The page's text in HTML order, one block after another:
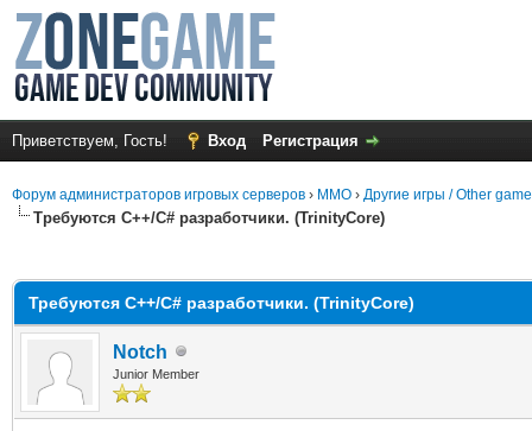
Приветствуем, Гость! Вход Регистрация
Форум администраторов игровых серверов › MMO › Другие игры / Other
Требуются C++/C# разработчики. (TrinityCore)
Требуются C++/C# разработчики. (TrinityCore)
Notch
Junior Member